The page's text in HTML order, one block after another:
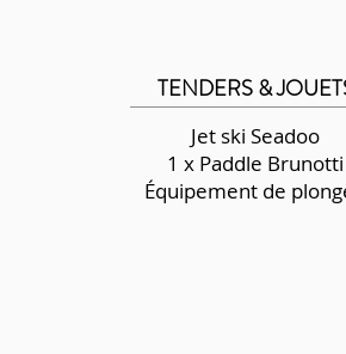
TENDERS &
Jet ski Seadoo
1 x Paddle Brunotti
Équipement de